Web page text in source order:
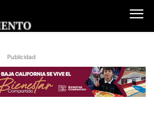
Publicidad